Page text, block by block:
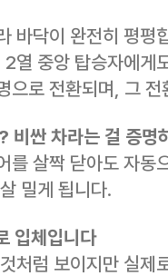
바닥이 완전히 평평
열 중앙 탑승자에게
으로 전환되며, 그
비싼 차라는 걸 증명
를 살짝 닫아도 자동
밀게 됩니다.
입체입니다
처럼 보이지만 실제